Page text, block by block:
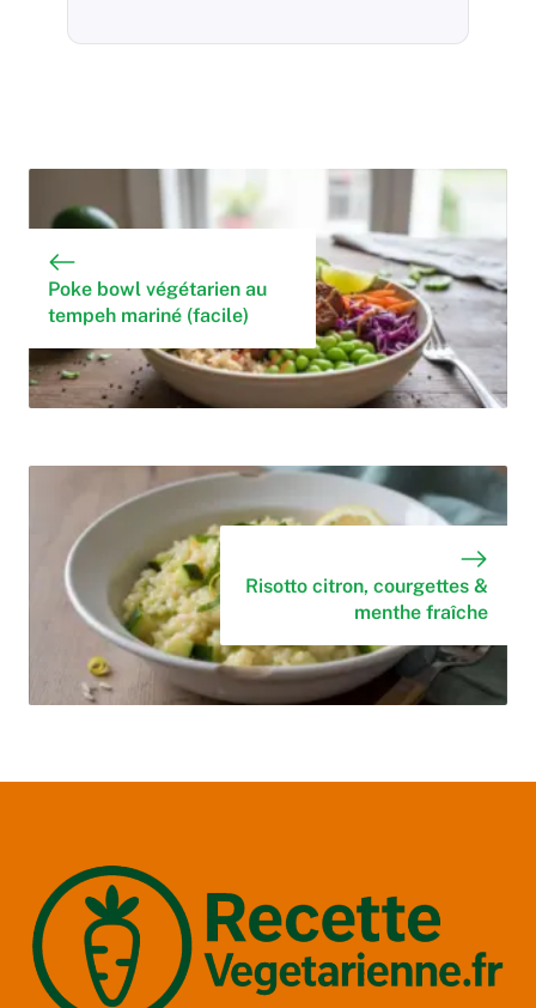
Poke bowl végétarien au
tempeh mariné (facile)
Risotto citron, courgettes &
menthe fraîche